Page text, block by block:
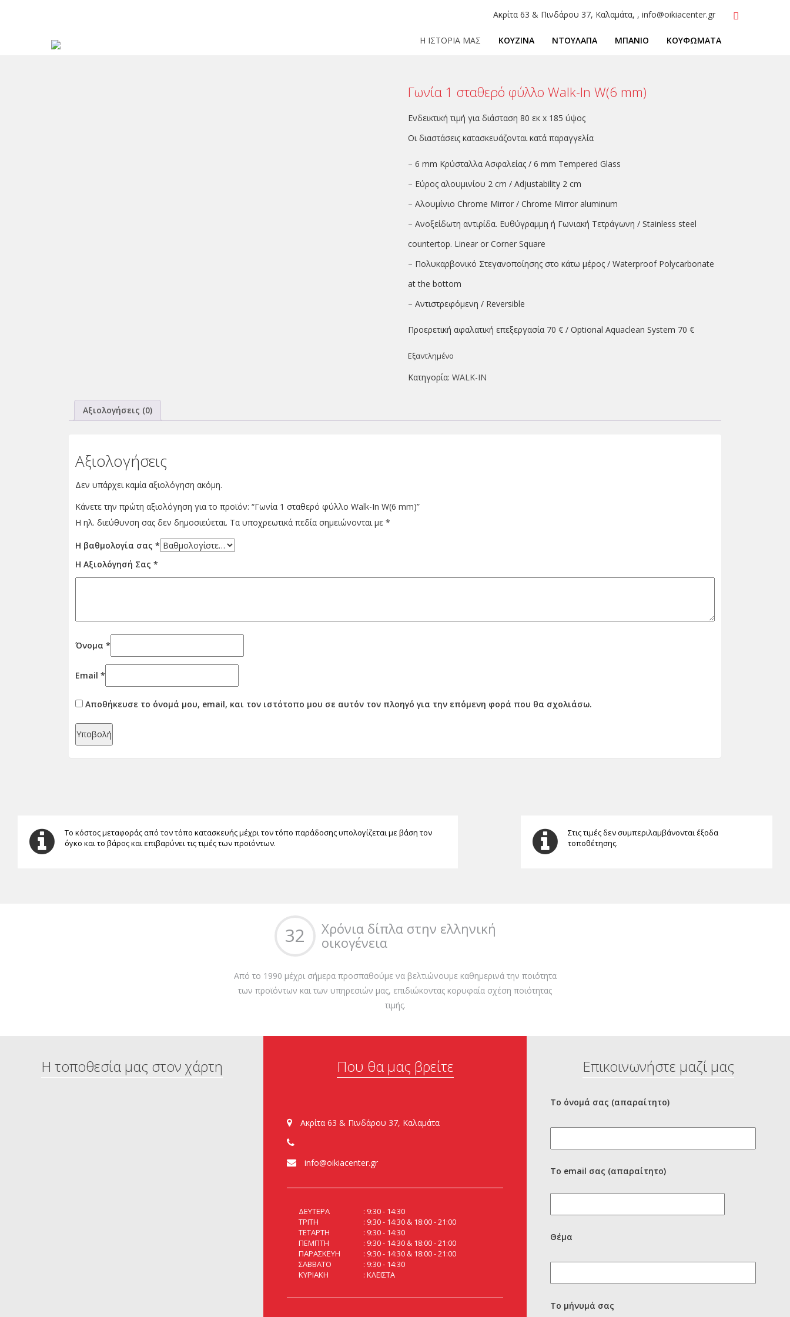
Ακρίτα 63 & Πινδάρου 37, Καλαμάτα, , info@oikiacenter.gr
Η ΙΣΤΟΡΙΑ ΜΑΣ ΚΟΥΖΙΝΑ ΝΤΟΥΛΑΠΑ ΜΠΑΝΙΟ ΚΟΥΦΩΜΑΤΑ
Γωνία 1 σταθερό φύλλο Walk-In W(6 mm)
Ενδεικτική τιμή για διάσταση 80 εκ x 185 ύψος
Οι διαστάσεις κατασκευάζονται κατά παραγγελία
– 6 mm Κρύσταλλα Ασφαλείας / 6 mm Tempered Glass
– Εύρος αλουμινίου 2 cm / Adjustability 2 cm
– Αλουμίνιο Chrome Mirror / Chrome Mirror aluminum
– Ανοξείδωτη αντιρίδα. Ευθύγραμμη ή Γωνιακή Τετράγωνη / Stainless steel
countertop. Linear or Corner Square
– Πολυκαρβονικό Στεγανοποίησης στο κάτω μέρος / Waterproof Polycarbonate
at the bottom
– Αντιστρεφόμενη / Reversible
Προερετική αφαλατική επεξεργασία 70 € / Optional Aquaclean System 70 €
Εξαντλημένο
Κατηγορία:WALK-IN
Αξιολογήσεις (0)
Αξιολογήσεις
Δεν υπάρχει καμία αξιολόγηση ακόμη.
Κάνετε την πρώτη αξιολόγηση για το προϊόν: “Γωνία 1 σταθερό φύλλο Walk-In W(6 mm)”
Η ηλ. διεύθυνση σας δεν δημοσιεύεται. Τα υποχρεωτικά πεδία σημειώνονται με *
Η βαθμολογία σας *
Η Αξιολόγησή Σας *
Όνομα *
Email *
Αποθήκευσε το όνομά μου, email, και τον ιστότοπο μου σε αυτόν τον πλοηγό για την επόμενη φορά που θα σχολιάσω.
Το κόστος μεταφοράς από τον τόπο κατασκευής μέχρι τον τόπο παράδοσης υπολογίζεται με βάση τον
όγκο και το βάρος και επιβαρύνει τις τιμές των προϊόντων.
Στις τιμές δεν συμπεριλαμβάνονται έξοδα
τοποθέτησης.
32
Χρόνια δίπλα στην ελληνική
οικογένεια
Από το 1990 μέχρι σήμερα προσπαθούμε να βελτιώνουμε καθημερινά την ποιότητα
των προϊόντων και των υπηρεσιών μας, επιδιώκοντας κορυφαία σχέση ποιότητας
τιμής.
Η τοποθεσία μας στον χάρτη Που θα μας βρείτε
Ακρίτα 63 & Πινδάρου 37, Καλαμάτα
info@oikiacenter.gr
ΔΕΥΤΕΡΑ
9:30 - 14:30
ΤΡΙΤΗ
9:30 - 14:30 & 18:00 - 21:00
ΤΕΤΑΡΤΗ
9:30 - 14:30
ΠΕΜΠΤΗ
9:30 - 14:30 & 18:00 - 21:00
ΠΑΡΑΣΚΕΥΗ
9:30 - 14:30 & 18:00 - 21:00
ΣΑΒΒΑΤΟ
9:30 - 14:30
ΚΥΡΙΑΚΗ
ΚΛΕΙΣΤΑ
Επικοινωνήστε μαζί μας
Το όνομά σας (απαραίτητο)
Το email σας (απαραίτητο)
Θέμα
Το μήνυμά σας